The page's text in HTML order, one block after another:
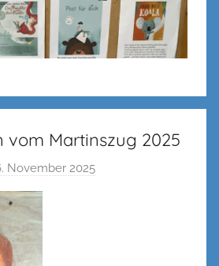
vom Martinszug 2025
November 2025